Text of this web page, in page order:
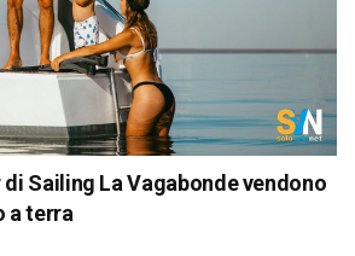
Sailing La Vagabonde vendono
a terra